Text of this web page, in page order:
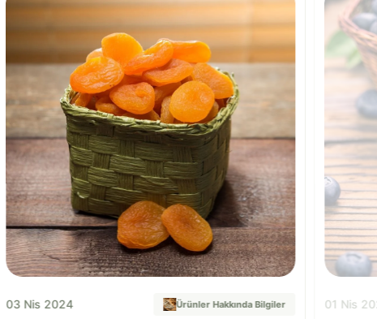
03 Nis 2024 Ürünler Hakkında Bilgiler 01 Nis